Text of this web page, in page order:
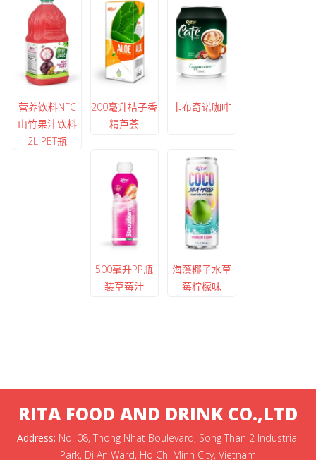
营养饮料NFC
山竹果汁饮料
2L PET瓶
200毫升桔子香
精芦荟
卡布奇诺咖啡
500毫升PP瓶
装草莓汁
海藻椰子水草
莓柠檬味
RITA FOOD AND DRINK CO.,LTD
Address: No. 08, Thong Nhat Boulevard, Song Than 2 Industrial
Park, Di An Ward, Ho Chi Minh City, Vietnam